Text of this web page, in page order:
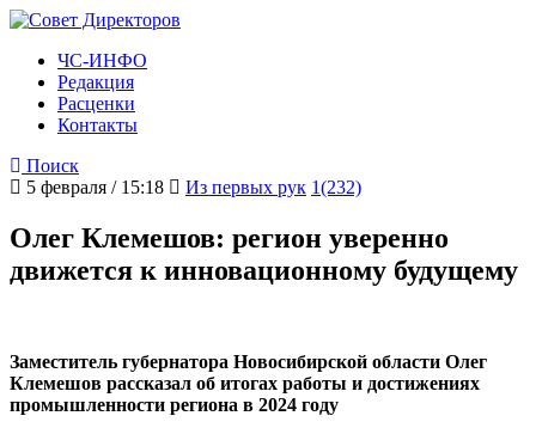
ЧС-ИНФО
Редакция
Расценки
Контакты
Поиск
5 февраля / 15:18
Из первых рук 1(232)
Олег Клемешов: регион уверенно
движется к инновационному будущему
Заместитель губернатора Новосибирской области Олег
Клемешов рассказал об итогах работы и достижениях
промышленности региона в 2024 году